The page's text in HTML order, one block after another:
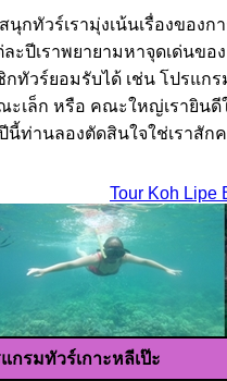
นุกทัวร์เรามุ่งเน้นเรื่องของก
ะปีเราพยายามหาจุดเด่นขอ
กทัวร์ยอมรับได้ เช่น โปรแก
ะเล็ก หรือ คณะใหญ่เรายินดี
นี้ท่านลองตัดสินใจใช่เราสัก
Tour Koh Lipe
กรมทัวร์เกาะหลีเป๊ะ